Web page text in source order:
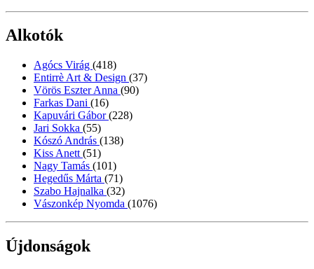
Alkotók
Agócs Virág (418)
Entirrè Art & Design (37)
Vörös Eszter Anna (90)
Farkas Dani (16)
Kapuvári Gábor(228)
Jari Sokka (55)
Kószó András (138)
Kiss Anett (51)
Nagy Tamás (101)
Hegedűs Márta (71)
Szabo Hajnalka (32)
Vászonkép Nyomda (1076)
Újdonságok